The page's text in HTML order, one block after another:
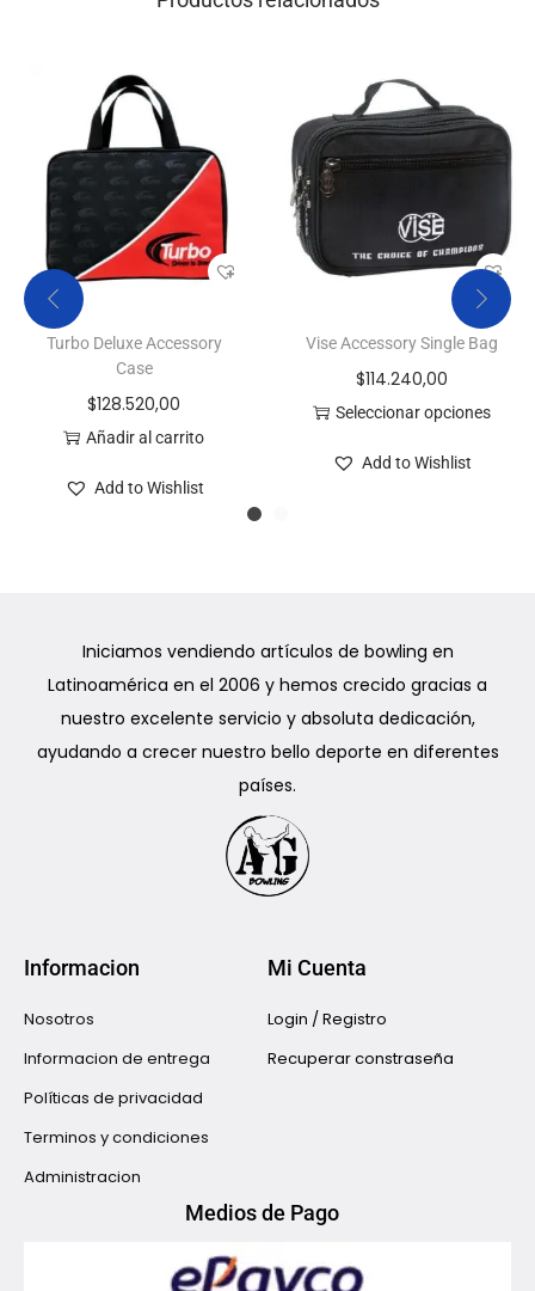
Turbo Deluxe Accessory
Case
$128.520,00
Añadir al carrito
Add to Wishlist
Vise Accessory Single Bag
$114.240,00
Seleccionar opciones
Add to Wishlist
Iniciamos vendiendo artículos de bowling en
Latinoamérica en el 2006 y hemos crecido gracias a
nuestro excelente servicio y absoluta dedicación,
ayudando a crecer nuestro bello deporte en diferentes
países.
Informacion
Nosotros
Informacion de entrega
Políticas de privacidad
Terminos y condiciones
Administracion
Mi Cuenta
Login / Registro
Recuperar constraseña
Medios de Pago